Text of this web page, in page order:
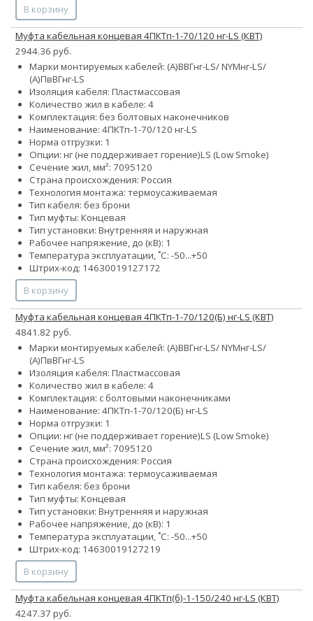
В корзину
Муфта кабельная концевая 4ПКТп-1-70/120 нг-LS (КВТ)
2944.36 руб.
Марки монтируемых кабелей: (А)ВВГнг-LS/ NYMнг-LS/
(А)ПвВГнг-LS
Изоляция кабеля: Пластмассовая
Количество жил в кабеле: 4
Комплектация: без болтовых наконечников
Наименование: 4ПКТп-1-70/120 нг-LS
Норма отгрузки: 1
Опции: нг (не поддерживает горение)LS (Low Smoke)
Сечение жил, мм²: 7095120
Страна происхождения: Россия
Технология монтажа: термоусаживаемая
Тип кабеля: без брони
Тип муфты: Концевая
Тип установки: Внутренняя и наружная
Рабочее напряжение, до (кВ): 1
Температура эксплуатации, ˚С: -50...+50
Штрих-код: 14630019127172
В корзину
Муфта кабельная концевая 4ПКТп-1-70/120(Б) нг-LS (КВТ)
4841.82 руб.
Марки монтируемых кабелей: (А)ВВГнг-LS/ NYMнг-LS/
(А)ПвВГнг-LS
Изоляция кабеля: Пластмассовая
Количество жил в кабеле: 4
Комплектация: с болтовыми наконечниками
Наименование: 4ПКТп-1-70/120(Б) нг-LS
Норма отгрузки: 1
Опции: нг (не поддерживает горение)LS (Low Smoke)
Сечение жил, мм²: 7095120
Страна происхождения: Россия
Технология монтажа: термоусаживаемая
Тип кабеля: без брони
Тип муфты: Концевая
Тип установки: Внутренняя и наружная
Рабочее напряжение, до (кВ): 1
Температура эксплуатации, ˚С: -50...+50
Штрих-код: 14630019127219
В корзину
Муфта кабельная концевая 4ПКТп(б)-1-150/240 нг-LS (КВТ)
4247.37 руб.